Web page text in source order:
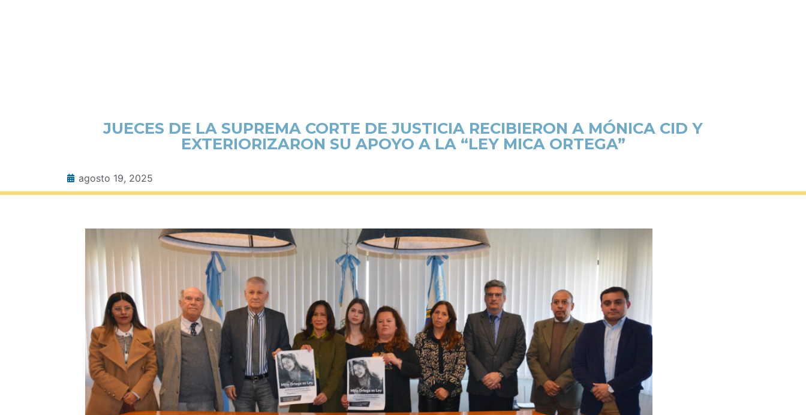
JUECES DE LA SUPREMA CORTE DE JUSTICIA RECIBIERON A MÓNICA CID Y
EXTERIORIZARON SU APOYO A LA “LEY MICA ORTEGA”
agosto 19, 2025